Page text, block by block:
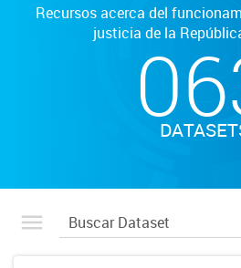
Recursos acerca del
justicia de la